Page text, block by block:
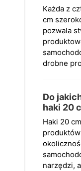
Każda z
cm
pozwala
drobne
Do
haki 20
Haki 20
narzędzi,